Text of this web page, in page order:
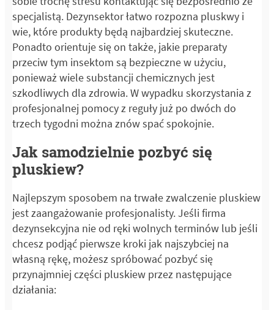
specjalistą. Dezynsektor łatwo rozpozna pluskwy i
wie, które produkty będą najbardziej skuteczne.
Ponadto orientuje się on także, jakie preparaty
przeciw tym insektom są bezpieczne w użyciu,
ponieważ wiele substancji chemicznych jest
szkodliwych dla zdrowia. W wypadku skorzystania z
profesjonalnej pomocy z reguły już po dwóch do
trzech tygodni można znów spać spokojnie.
Jak samodzielnie pozbyć się
pluskiew?
Najlepszym sposobem na trwałe zwalczenie pluskiew
jest zaangażowanie profesjonalisty. Jeśli firma
dezynsekcyjna nie od ręki wolnych terminów lub jeśli
chcesz podjąć pierwsze kroki jak najszybciej na
własną rękę, możesz spróbować pozbyć się
przynajmniej części pluskiew przez następujące
działania: